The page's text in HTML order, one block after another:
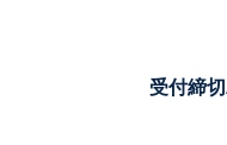
受付締